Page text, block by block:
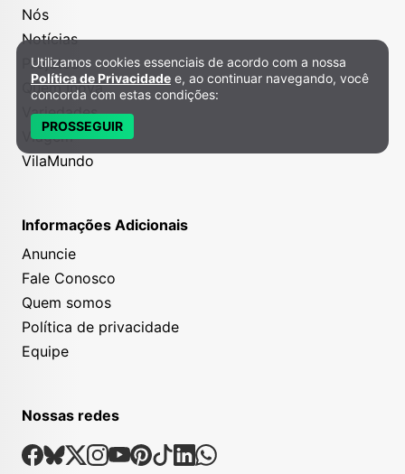
Nós
Notícias
Projetos
Quem Inova
Variedades
Viagem
VilaMundo
Informações Adicionais
Anuncie
Fale Conosco
Quem somos
Política de privacidade
Equipe
Nossas redes
Nossas Redes Sociais
Facebook
Bsky
X Instagram
Youtube
Pinterest
TiktokLinkedin
Whatsapp
Política de Privacidade e Cookies
Utilizamos cookies essenciais de acordo com a nossa
Política de Privacidade e, ao continuar navegando, você
concorda com estas condições:
PROSSEGUIR